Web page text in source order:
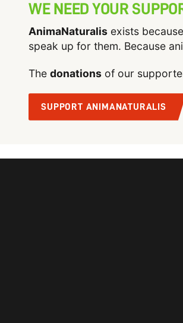
WE NEED YOUR
AnimaNaturalis exists
speak up for them. Because
The donations of our
SUPPORT ANIMANATURALIS